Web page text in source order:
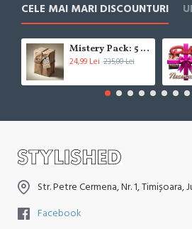
CELE MAI MARI DISCOUNTURI
Mistery Pack: 5 Cărți (***!!!BESTSELLER!!!***)
24,99 Lei 235,00 Lei
Str. Petre Cermena, Nr. 1, Timișoara,
Facebook